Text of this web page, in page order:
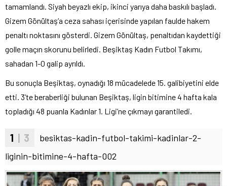
tamamlandı. Siyah beyazlı ekip, ikinci yarıya daha baskılı başladı.
Gizem Gönültaş’a ceza sahası içerisinde yapılan faulde hakem
penaltı noktasını gösterdi. Gizem Gönültaş, penaltıdan kaydettiği
golle maçın skorunu belirledi. Beşiktaş Kadın Futbol Takımı,
sahadan 1-0 galip ayrıldı.
Bu sonuçla Beşiktaş, oynadığı 18 mücadelede 15. galibiyetini elde
etti. 3’te beraberliği bulunan Beşiktaş, ligin bitimine 4 hafta kala
topladığı 48 puanla Kadınlar 1. Ligi’ne çıkmayı garantiledi.
1 | 3
besiktas-kadin-futbol-takimi-kadinlar-2-
liginin-bitimine-4-hafta-002